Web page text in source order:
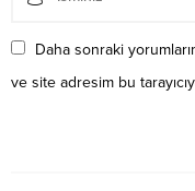
Daha sonraki
ve site adresim bu